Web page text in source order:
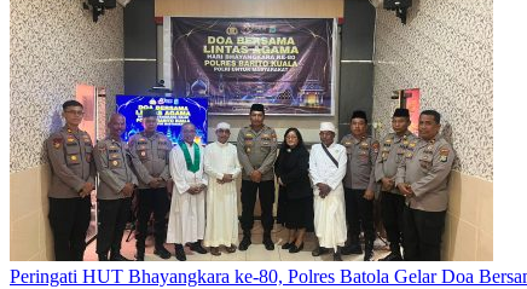
Peringati HUT Bhayangkara ke-80, Polres Batola Gelar Doa